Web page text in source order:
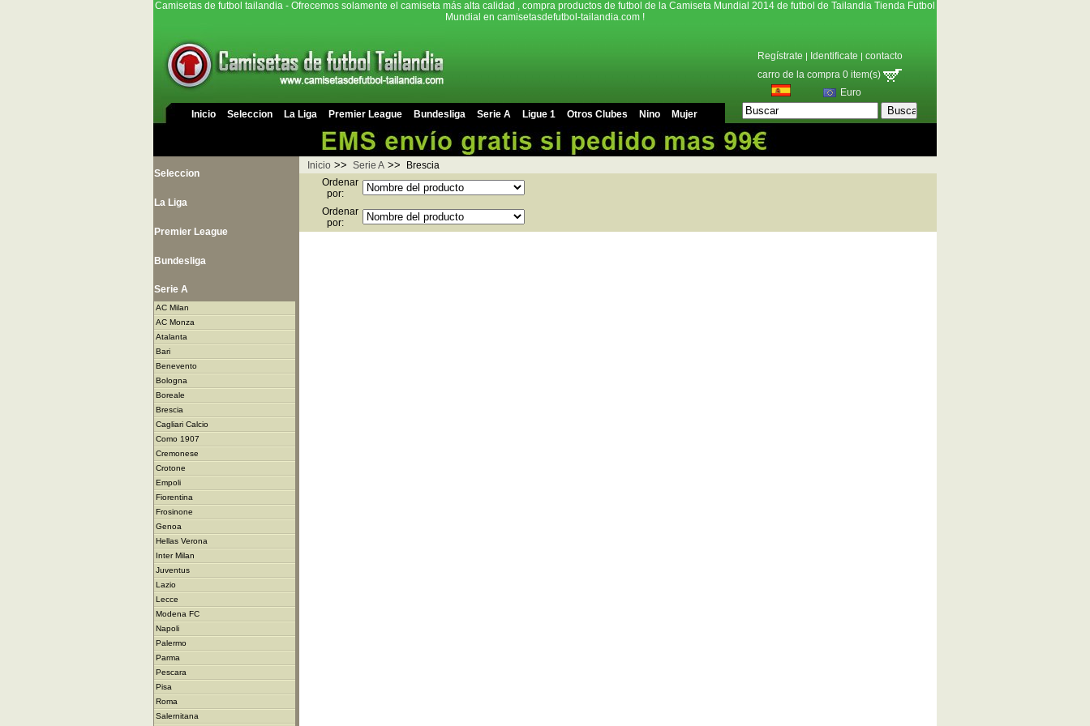
Camisetas de futbol tailandia - Ofrecemos solamente el camiseta más alta calidad , compra productos de futbol de la Camiseta Mundial 2014 de futbol de Tailandia Tienda Futbol
Mundial en camisetasdefutbol-tailandia.com !
Inicio Seleccion La Liga Premier League Bundesliga Serie A Ligue 1 Otros Clubes Nino Mujer
Regístrate | Identificate | contacto
carro de la compra 0 item(s)
Euro
Seleccion
La Liga
Premier League
Bundesliga
Serie A
AC Milan
AC Monza
Atalanta
Bari
Benevento
Bologna
Boreale
Brescia
Cagliari Calcio
Como 1907
Cremonese
Crotone
Empoli
Fiorentina
Frosinone
Genoa
Hellas Verona
Inter Milan
Juventus
Lazio
Lecce
Modena FC
Napoli
Palermo
Parma
Pescara
Pisa
Roma
Salernitana
Inicio >> Serie A >>
Brescia
Ordenar
por:
Ordenar
por: